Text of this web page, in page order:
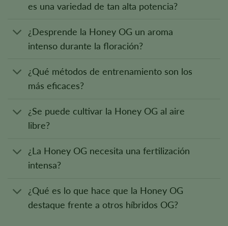
es una variedad de tan alta potencia?
¿Desprende la Honey OG un aroma
intenso durante la floración?
¿Qué métodos de entrenamiento son los
más eficaces?
¿Se puede cultivar la Honey OG al aire
libre?
¿La Honey OG necesita una fertilización
intensa?
¿Qué es lo que hace que la Honey OG
destaque frente a otros híbridos OG?